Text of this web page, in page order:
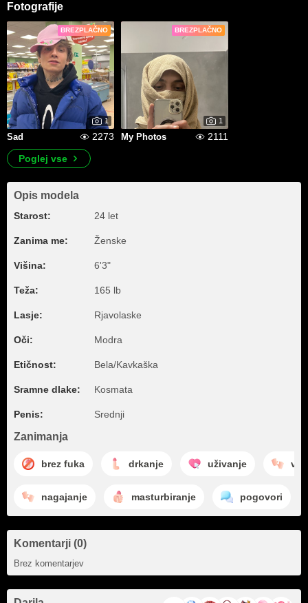
Fotografije
BREZPLAČNO
1
Sad 2273
BREZPLAČNO
1
My Photos
2111
Poglej vse
Opis modela
Starost: 24 let
Zanima me: Ženske
Višina: 6'3"
Teža: 165 lb
Lasje: Rjavolaske
Oči: Modra
Etičnost: Bela/Kavkaška
Sramne dlake: Kosmata
Penis: Srednji
Zanimanja
brez fuka drkanje uživanje
nagajanje masturbiranje pogovori
Komentarji (0)
Brez komentarjev